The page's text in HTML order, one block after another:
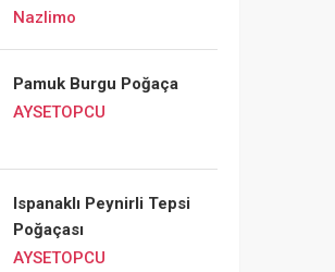
Nazlimo
Pamuk Burgu Poğaça
AYSETOPCU
Ispanaklı Peynirli Tepsi
Poğaçası
AYSETOPCU